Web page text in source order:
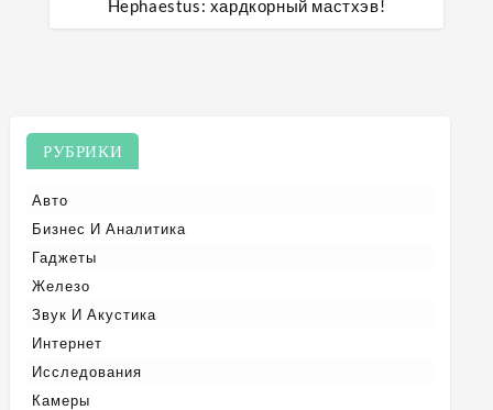
Hephaestus: хардкорный мастхэв!
РУБРИКИ
Авто
Бизнес И Аналитика
Гаджеты
Железо
Звук И Акустика
Интернет
Исследования
Камеры